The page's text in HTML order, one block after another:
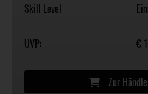
Skill Level
UVP: €
Zur